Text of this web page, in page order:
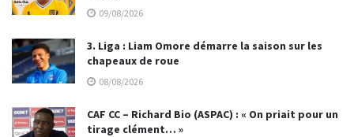
09/08/2026
3. Liga : Liam Omore démarre la saison sur les
chapeaux de roue
08/08/2026
CAF CC – Richard Bio (ASPAC) : « On priait pour un
tirage clément… »